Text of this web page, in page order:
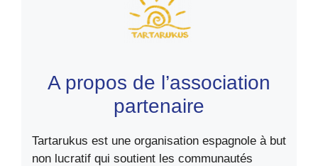
A propos de l’association
partenaire
Tartarukus est une organisation espagnole à but
non lucratif qui soutient les communautés